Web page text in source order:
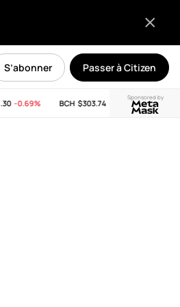
Passer à Citizen
S’abonner
Sponsored by
-0.69% BCH$303.74 -11.53% LINK $8.16